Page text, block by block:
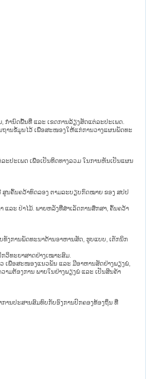
ຳນົດພື້ນທີ່ ແລະ ເຂດການລ້ຽງສັດແຕ່ລະປະເພດ.
ຖານຂໍ້ມູນໄວ້ ເພື່ອສະໜອງໃຫ້ແກ່ການວາງແຜນພັດທະ
ປະເພດ ເພື່ອເປັນທິດທາງລວມ ໃນການຫັນເປັນແຜນ
ສູນຄົ້ນຄວ້າທົດລອງ ຕາມລະບຽບກົດໝາຍ ຂອງ ສປປ
ແລະ ປ່າໄມ້. ພາຍຫລັງທີ່ສຳເລັດການສຶກສາ, ຄົ້ນຄວ້າ
ງການພັດທະນາດ້ານອາຫານສັດ, ຮູບແບບ, ເຕັກນິກ
ວິທະຍາສາດຢ່າງເໝາະສົມ.
ເພື່ອສະໜອງແນວພັນ ແລະ ມີອາຫານສັດຢ່າງພຽງພໍ,
ມຕ້ອງການ ພາຍໃນຢ່າງພຽງພໍ ແລະ ເປັນສິນຄ້າ
ານປະສານສົມທົບກັບອົງການປົກຄອງທ້ອງຖິ່ນ ທີ່